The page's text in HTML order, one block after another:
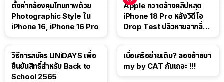
ตั้งค่ากล้องคุมโทนภาพด้วย
Photographic Style ใน
iPhone 16, iPhone 16 Pro
Apple กวาดล้างคลิปหลุด
iPhone 18 Pro หลังวิดีโอ
Drop Test ปลิวหายจากสื่อ
วิธีการสมัคร UNiDAYS เพื่อ
ยืนยันสิทธิ์สำหรับ Back to
School 2565
เบื่อเครือข่ายเดิม? ลองย้ายมา
my by CAT กันเถอะ !!!